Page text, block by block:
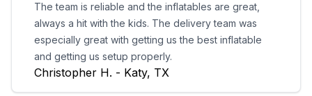
The team is reliable and the inflatables are great,
always a hit with the kids. The delivery team was
especially great with getting us the best inflatable
and getting us setup properly.
Christopher H. - Katy, TX